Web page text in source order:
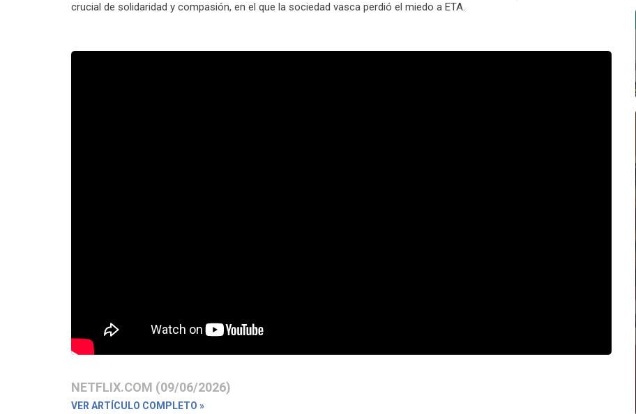
crucial de solidaridad y compasión, en el que la sociedad vasca perdió el miedo a ETA.
NETFLIX.COM (09/06/2026)
VER ARTÍCULO COMPLETO »